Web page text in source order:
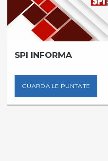
SPI INFORMA
GUARDA LE PUNTATE